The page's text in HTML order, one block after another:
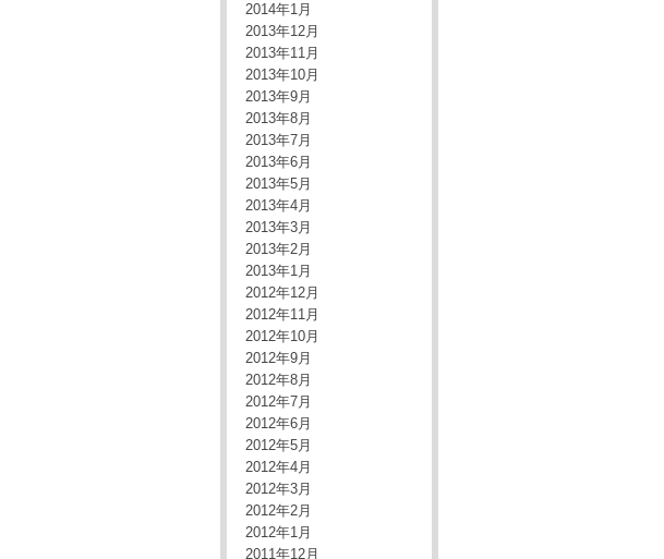
2014年1月
2013年12月
2013年11月
2013年10月
2013年9月
2013年8月
2013年7月
2013年6月
2013年5月
2013年4月
2013年3月
2013年2月
2013年1月
2012年12月
2012年11月
2012年10月
2012年9月
2012年8月
2012年7月
2012年6月
2012年5月
2012年4月
2012年3月
2012年2月
2012年1月
2011年12月